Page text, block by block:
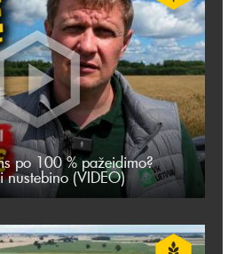
po 100 % pažeidimo?
nustebino (VIDEO)